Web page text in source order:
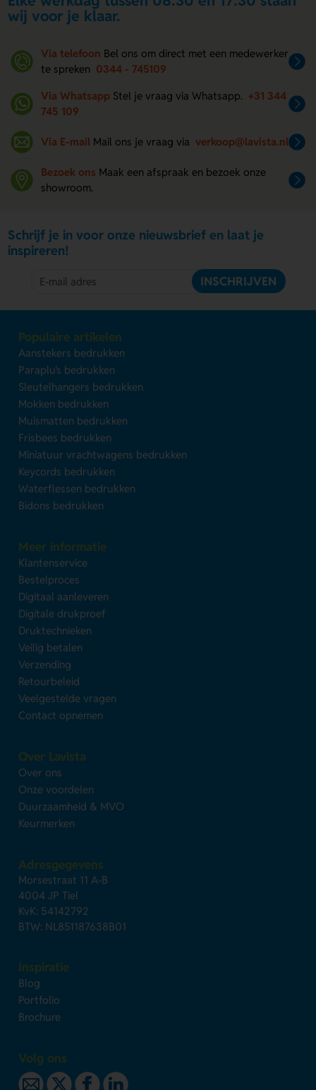
wij voor je klaar.
Via telefoon Bel ons om direct met een medewerker
te spreken 0344 - 745109
Via Whatsapp Stel je vraag via Whatsapp. +31 344
745 109
Via E-mail Mail ons je vraag via verkoop@lavista.nl
Bezoek ons Maak een afspraak en bezoek onze
showroom.
Schrijf je in voor onze nieuwsbrief en laat je
inspireren!
INSCHRIJVEN
Populaire artikelen
Aanstekers bedrukken
Paraplu's bedrukken
Sleutelhangers bedrukken
Mokken bedrukken
Muismatten bedrukken
Frisbees bedrukken
Miniatuur vrachtwagens bedrukken
Keycords bedrukken
Waterflessen bedrukken
Bidons bedrukken
Meer informatie
Klantenservice
Bestelproces
Digitaal aanleveren
Digitale drukproef
Druktechnieken
Veilig betalen
Verzending
Retourbeleid
Veelgestelde vragen
Contact opnemen
Over Lavista
Over ons
Onze voordelen
Duurzaamheid & MVO
Keurmerken
Adresgegevens
Morsestraat 11 A-B
4004 JP Tiel
KvK: 54142792
BTW: NL851187638B01
Inspiratie
Blog
Portfolio
Brochure
Volg ons